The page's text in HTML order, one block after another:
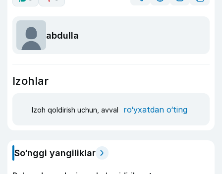
abdulla
Izohlar
Izoh qoldirish uchun, avval ro‘yxatdan o‘ting
So‘nggi yangiliklar